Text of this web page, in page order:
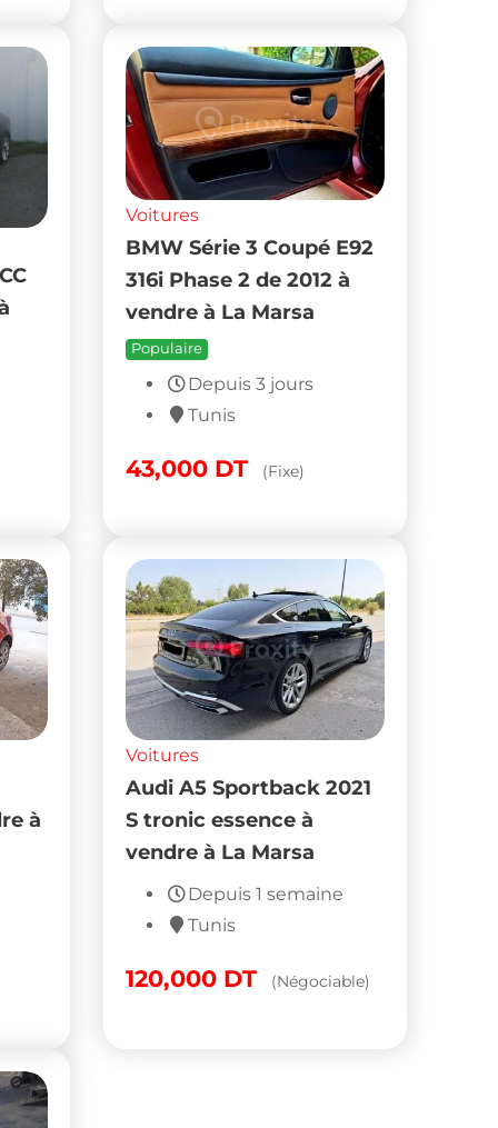
Voitures
BMW Série 3 Coupé E92
316i Phase 2 de 2012 à
vendre à La Marsa
Populaire
Depuis 3 jours
Tunis
43,000 DT (Fixe)
à
Voitures
Audi A5 Sportback 2021
S tronic essence à
vendre à La Marsa
Depuis 1 semaine
Tunis
120,000 DT (Négociable)